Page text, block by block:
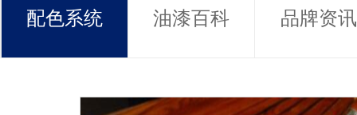
配色系统 油漆百科 品牌资讯
常见问题 联系方式